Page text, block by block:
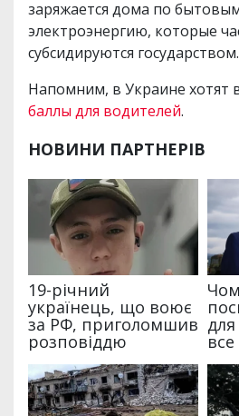
заряжается дома по
электроэнергию, которые
субсидируются государством.
Напомним, в Украине хотят
баллы для водителей.